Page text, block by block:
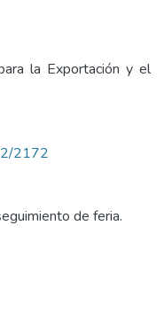
la Exportación y el
2172
de feria.